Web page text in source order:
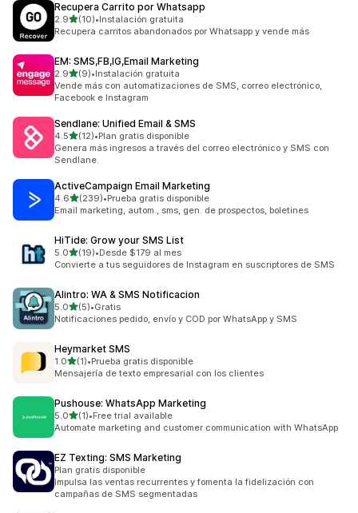
Recupera Carrito por Whatsapp
2.9de 5 estrellas
(10)
10 reseñas en total
•Instalación gratuita
Recupera carritos abandonados por Whatsapp y vende más
EM: SMS,FB,IG,Email Marketing
2.9de 5 estrellas
(9)
9 reseñas en total
•Instalación gratuita
Vende más con automatizaciones de SMS, correo electrónico,
Facebook e Instagram
Sendlane: Unified Email & SMS
4.5de 5 estrellas
(12)
12 reseñas en total
•Plan gratis disponible
Genera más ingresos a través del correo electrónico y SMS con
Sendlane.
ActiveCampaign Email Marketing
4.6de 5 estrellas
(239)
239 reseñas en total
•Prueba gratis disponible
Email marketing, autom., sms, gen. de prospectos, boletines
HiTide: Grow your SMS List
5.0de 5 estrellas
(19)
19 reseñas en total
•Desde $179 al mes
Convierte a tus seguidores de Instagram en suscriptores de SMS
Alintro: WA & SMS Notificacion
5.0de 5 estrellas
(5)
5 reseñas en total
•Gratis
Notificaciones pedido, envío y COD por WhatsApp y SMS
Heymarket SMS
1.0de 5 estrellas
(1)
1 reseñas en total
•Prueba gratis disponible
Mensajería de texto empresarial con los clientes
Pushouse: WhatsApp Marketing
5.0de 5 estrellas
(1)
1 reseñas en total
•Free trial available
Automate marketing and customer communication with WhatsApp
EZ Texting: SMS Marketing
Plan gratis disponible
Impulsa las ventas recurrentes y fomenta la fidelización con
campañas de SMS segmentadas